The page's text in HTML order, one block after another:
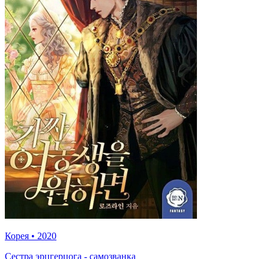
Корея • 2020
Сестра эрцгерцога - самозванка